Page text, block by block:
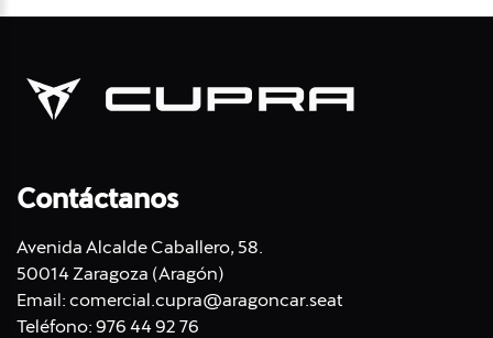
Contáctanos
Avenida Alcalde Caballero, 58.
50014 Zaragoza (Aragón)
Email: comercial.cupra@aragoncar.seat
Teléfono: 976 44 92 76